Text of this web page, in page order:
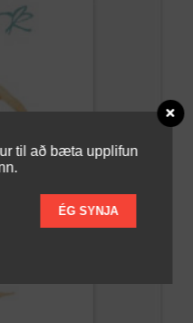
til að bæta upplifun
ÉG SYNJA